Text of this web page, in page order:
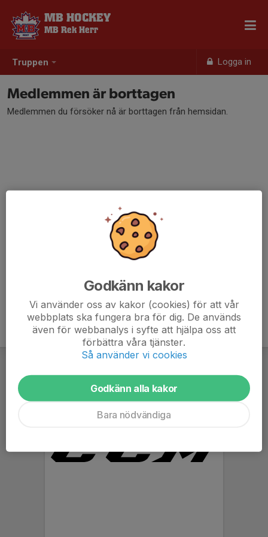
Truppen Logga in
MB HOCKEY
MB Rek Herr
Medlemmen är borttagen
Medlemmen du försöker nå är borttagen från hemsidan.
Godkänn kakor
Vi använder oss av kakor (cookies) för att vår
webbplats ska fungera bra för dig. De används
även för webbanalys i syfte att hjälpa oss att
förbättra våra tjänster.
Så använder vi cookies
Godkänn alla kakor
Bara nödvändiga